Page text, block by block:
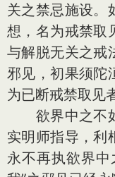
关之禁忌施设。
想，名为戒禁取
与解脱无关之戒
邪见，初果须陀
为已断戒禁取见
欲界中之不如
实明师指导，利
永不再执欲界